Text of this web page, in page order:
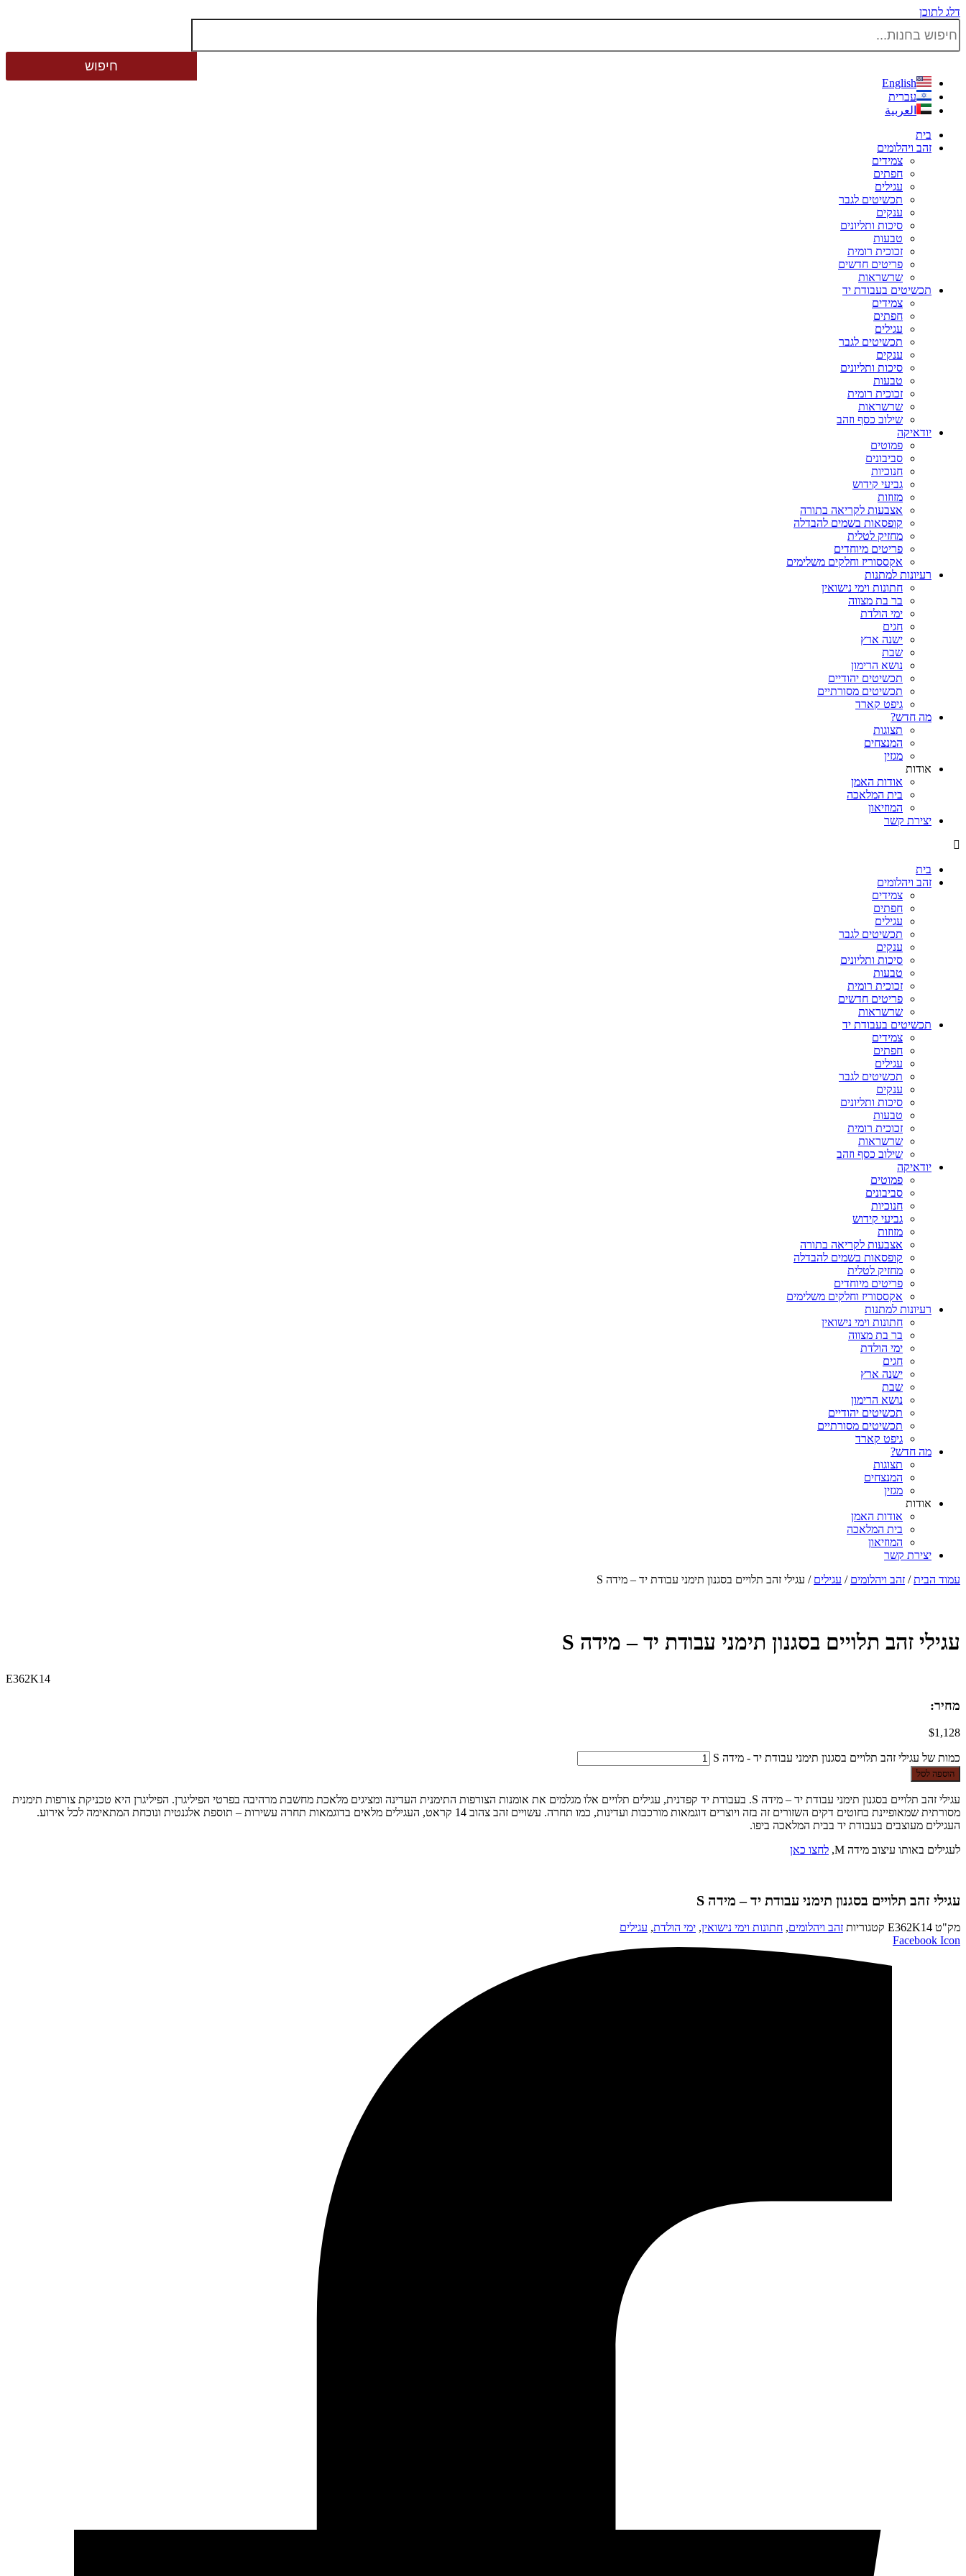
דלג לתוכן
English
עברית
العربية
בית
זהב ויהלומים
צמידים
חפתים
עגילים
תכשיטים לגבר
ענקים
סיכות ותליונים
טבעות
זכוכית רומית
פריטים חדשים
שרשראות
תכשיטים בעבודת יד
צמידים
חפתים
עגילים
תכשיטים לגבר
ענקים
סיכות ותליונים
טבעות
זכוכית רומית
שרשראות
שילוב כסף וזהב
יודאיקה
פמוטים
סביבונים
חנוכיות
גביעי קידוש
מזוזות
אצבעות לקריאה בתורה
קופסאות בשמים להבדלה
מחזיק לטלית
פריטים מיוחדים
אקססוריז וחלקים משלימים
רעיונות למתנות
חתונות וימי נישואין
בר בת מצווה
ימי הולדת
חגים
ישנה ארץ
שבת
נושא הרימון
תכשיטים יהודיים
תכשיטים מסורתיים
גיפט קארד
מה חדש?
תצוגות
המנצחים
מגזין
אודות
אודות האמן
בית המלאכה
המוזיאון
יצירת קשר
בית
זהב ויהלומים
צמידים
חפתים
עגילים
תכשיטים לגבר
ענקים
סיכות ותליונים
טבעות
זכוכית רומית
פריטים חדשים
שרשראות
תכשיטים בעבודת יד
צמידים
חפתים
עגילים
תכשיטים לגבר
ענקים
סיכות ותליונים
טבעות
זכוכית רומית
שרשראות
שילוב כסף וזהב
יודאיקה
פמוטים
סביבונים
חנוכיות
גביעי קידוש
מזוזות
אצבעות לקריאה בתורה
קופסאות בשמים להבדלה
מחזיק לטלית
פריטים מיוחדים
אקססוריז וחלקים משלימים
רעיונות למתנות
חתונות וימי נישואין
בר בת מצווה
ימי הולדת
חגים
ישנה ארץ
שבת
נושא הרימון
תכשיטים יהודיים
תכשיטים מסורתיים
גיפט קארד
מה חדש?
תצוגות
המנצחים
מגזין
אודות
אודות האמן
בית המלאכה
המוזיאון
יצירת קשר
עמוד הבית/ זהב ויהלומים / עגילים / עגילי זהב תלויים בסגנון תימני עבודת יד – מידה S
עגילי זהב תלויים בסגנון תימני עבודת יד – מידה S
E362K14
מחיר:
$1,128
כמות של עגילי זהב תלויים בסגנון תימני עבודת יד - מידה S
הוספה לסל
עגילי זהב תלויים בסגנון תימני עבודת יד – מידה S. בעבודת יד קפדנית, עגילים תלויים אלו מגלמים את אומנות הצורפות התימנית העדינה ומציגים מלאכת מחשבת מרהיבה בפרטי הפיליגרן. הפיליגרן היא טכניקת צורפות תימנית
מסורתית שמאופיינת בחוטים דקים השזורים זה בזה ויוצרים דוגמאות מורכבות ועדינות, כמו תחרה. עשויים זהב צהוב 14 קראט, העגילים מלאים בדוגמאות תחרה עשירות – תוספת אלגנטית ונוכחת המתאימה לכל אירוע.
העגילים מעוצבים בעבודת יד בבית המלאכה ביפו.
לעגילים באותו עיצוב מידה M,
לחצו כאן
עגילי זהב תלויים בסגנון תימני עבודת יד – מידה S
מק"ט E362K14 קטגוריות זהב ויהלומים, חתונות וימי נישואין, ימי הולדת, עגילים
Facebook Icon